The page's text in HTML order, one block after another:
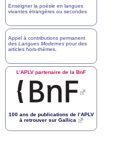
Enseigner la poésie en langues
vivantes étrangères ou secondes
Appel à contributions permanent
des Langues Modernes pour des
articles hors-thèmes
L’APLV partenaire de la BnF
100 ans de publications de l’APLV
à retrouver sur Gallica